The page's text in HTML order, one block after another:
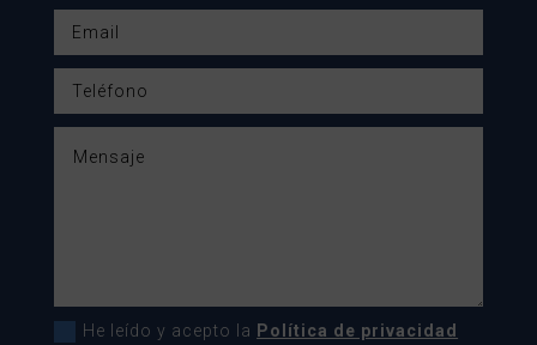
He leído y acepto la Política de privacidad